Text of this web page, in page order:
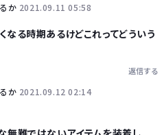
か 2021.09.11 05:58
る時期あるけどこれってどういう
返信する
か 2021.09.12 02:14